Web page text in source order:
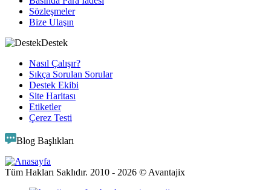
Sözleşmeler
Bize Ulaşın
Destek
Nasıl Çalışır?
Sıkça Sorulan Sorular
Destek Ekibi
Site Haritası
Etiketler
Çerez Testi
Blog Başlıkları
Tüm Hakları Saklıdır. 2010 - 2026 © Avantajix